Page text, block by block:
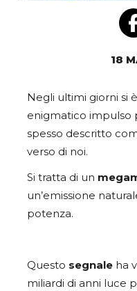
18
Negli ultimi giorni si
enigmatico impulso
spesso descritto
verso di noi.
Si tratta di un
un’emissione
potenza.
Questo segnale ha
miliardi di anni luce